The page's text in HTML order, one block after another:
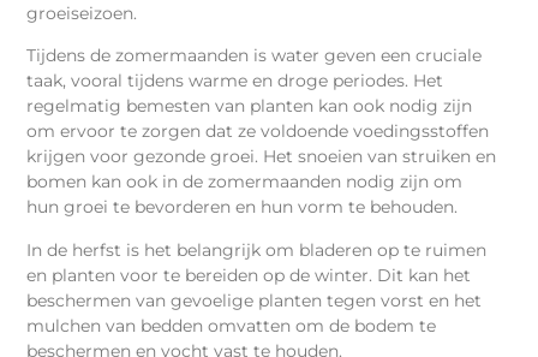
groeiseizoen.
Tijdens de zomermaanden is water geven een cruciale
taak, vooral tijdens warme en droge periodes. Het
regelmatig bemesten van planten kan ook nodig zijn
om ervoor te zorgen dat ze voldoende voedingsstoffen
krijgen voor gezonde groei. Het snoeien van struiken en
bomen kan ook in de zomermaanden nodig zijn om
hun groei te bevorderen en hun vorm te behouden.
In de herfst is het belangrijk om bladeren op te ruimen
en planten voor te bereiden op de winter. Dit kan het
beschermen van gevoelige planten tegen vorst en het
mulchen van bedden omvatten om de bodem te
beschermen en vocht vast te houden.